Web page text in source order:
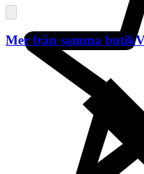
Mer från samma butik